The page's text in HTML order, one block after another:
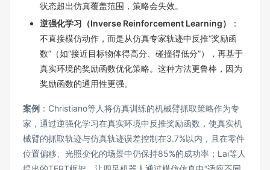
状态超出仿真覆盖范围，策略会失效。
逆强化学习（Inverse Reinforcement Learning）
：
不直接模仿动作，而是从仿真专家轨迹中反推“奖励函
数”（如“接近目标物体得高分、碰撞得低分”），再基于
真实环境的奖励函数优化策略。这种方法更鲁棒，因为
奖励函数的通用性更强。
案例 ：Christiano等人将仿真训练的机械臂抓取策略作为专
家，通过逆强化学习在真实环境中反推奖励函数，使真实机
械臂的抓取轨迹与仿真轨迹误差控制在3.7%以内，且在零件
位置偏移、光照变化的场景中仍保持85%的成功率；Lai等人